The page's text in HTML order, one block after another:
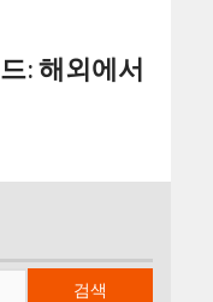
: 해외에서
검색